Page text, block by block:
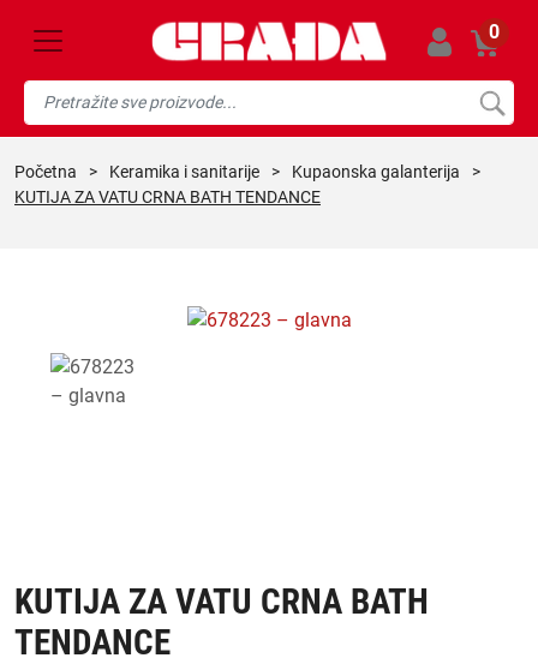
0
početna > keramika i sanitarije > kupaonska galanterija
>
KUTIJA ZA VATU CRNA BATH TENDANCE
KUTIJA ZA VATU CRNA BATH
TENDANCE